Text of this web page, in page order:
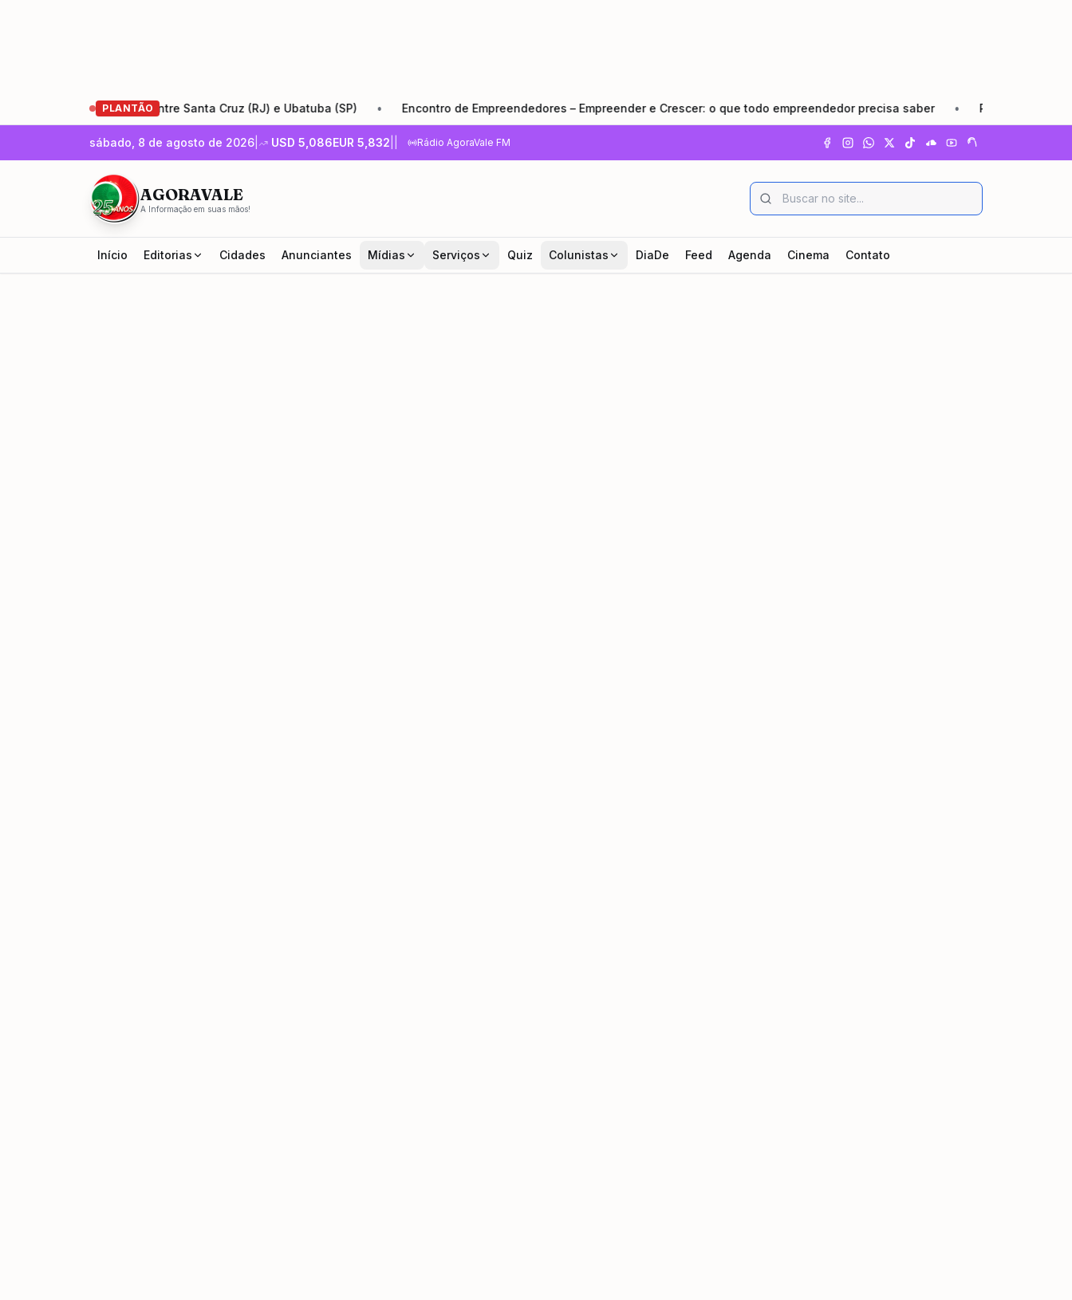
PLANTÃO
da Rio-Santos entre Santa Cruz (RJ) e Ubatuba (SP) • Encontro de Empreendedores – Empreender e Crescer: o que todo empreendedor precisa saber • Pindamonhangaba lança
sábado, 8 de agosto de 2026 USD 5,086EUR 5,832 Rádio AgoraVale FM
AGORAVALE
A Informação em suas mãos!
Início Editorias Cidades Anunciantes Mídias Serviços Quiz Colunistas DiaDe Feed Agenda Cinema Contato